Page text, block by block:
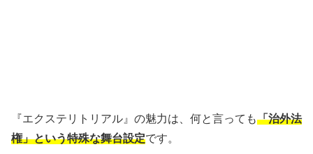
『エクステリトリアル』の魅力は、何と言っても「治外法
権」という特殊な舞台設定です。